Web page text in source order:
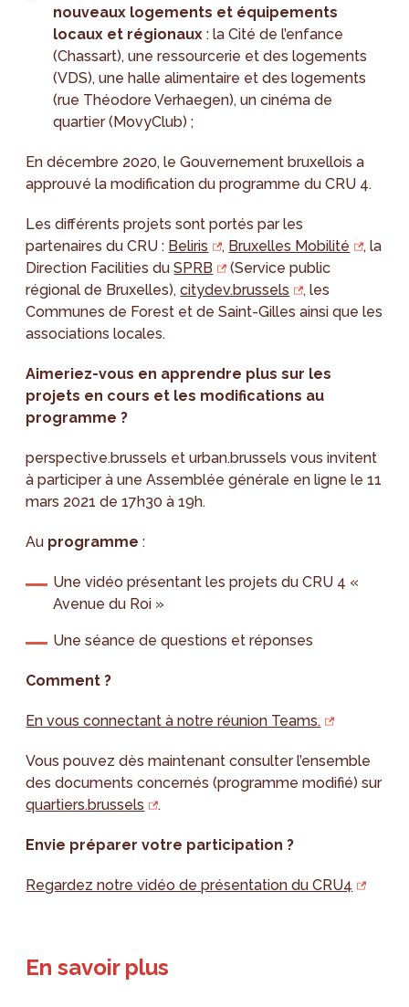
nouveaux logements et équipements
locaux et régionaux : la Cité de l’enfance
(Chassart), une ressourcerie et des logements
(VDS), une halle alimentaire et des logements
(rue Théodore Verhaegen), un cinéma de
quartier (MovyClub) ;
En décembre 2020, le Gouvernement bruxellois a
approuvé la modification du programme du CRU 4.
Les différents projets sont portés par les
partenaires du CRU : Beliris , Bruxelles Mobilité
, la
Direction Facilities duSPRB
(Service public
régional de Bruxelles),citydev.brussels
, les
Communes de Forest et de Saint-Gilles ainsi que les
associations locales.
Aimeriez-vous en apprendre plus sur les
projets en cours et les modifications au
programme ?
perspective.brussels et urban.brussels vous invitent
à participer à une Assemblée générale en ligne le 11
mars 2021 de 17h30 à 19h.
Au programme :
Une vidéo présentant les projets du CRU 4 «
Avenue du Roi »
Une séance de questions et réponses
Comment ?
En vous connectant à notre réunion Teams.
Vous pouvez dès maintenant consulter l’ensemble
des documents concernés (programme modifié) sur
quartiers.brussels
.
Envie préparer votre participation ?
Regardez notre vidéo de présentation du CRU4
En savoir plus